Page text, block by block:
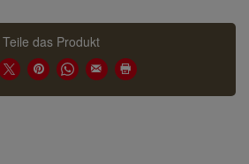
Teile das Produkt